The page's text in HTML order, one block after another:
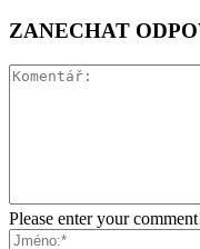
ZANECHAT
Please enter your